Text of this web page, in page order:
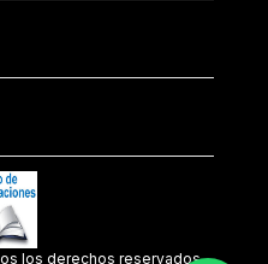
los derechos reservados.